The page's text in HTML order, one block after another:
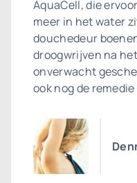
AquaCell, die
meer in het water
douchedeur
droogwrijven na
onverwacht
ook nog de